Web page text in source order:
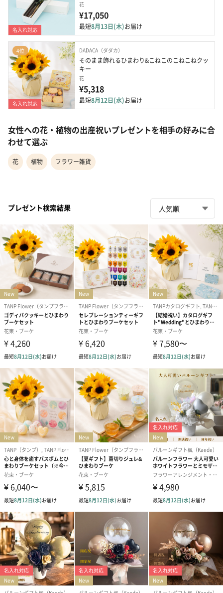
名入れ対応
花
¥17,050
最短8月13日(木)お届け
4位
名入れ対応
DADACA（ダダカ）
そのまま飾れるひまわり&こねこのこねこねクッ
キー
花
¥5,318
最短8月12日(水)お届け
女性への花・植物の出産祝いプレゼントを相手の好みに合
わせて選ぶ
花 植物 フラワー雑貨
プレゼント検索結果